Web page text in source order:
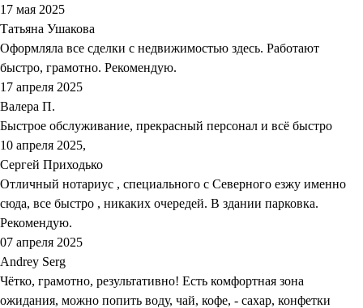
17 мая 2025
Татьяна Ушакова
Оформляла все сделки с недвижимостью здесь. Работают
быстро, грамотно. Рекомендую.
17 апреля 2025
Валера П.
Быстрое обслуживание, прекрасный персонал и всё быстро
10 апреля 2025,
Сергей Приходько
Отличный нотариус , специального с Северного езжу именно
сюда, все быстро , никаких очередей. В здании парковка.
Рекомендую.
07 апреля 2025
Andrey Serg
Чётко, грамотно, результативно! Есть комфортная зона
ожидания, можно попить воду, чай, кофе, - сахар, конфетки